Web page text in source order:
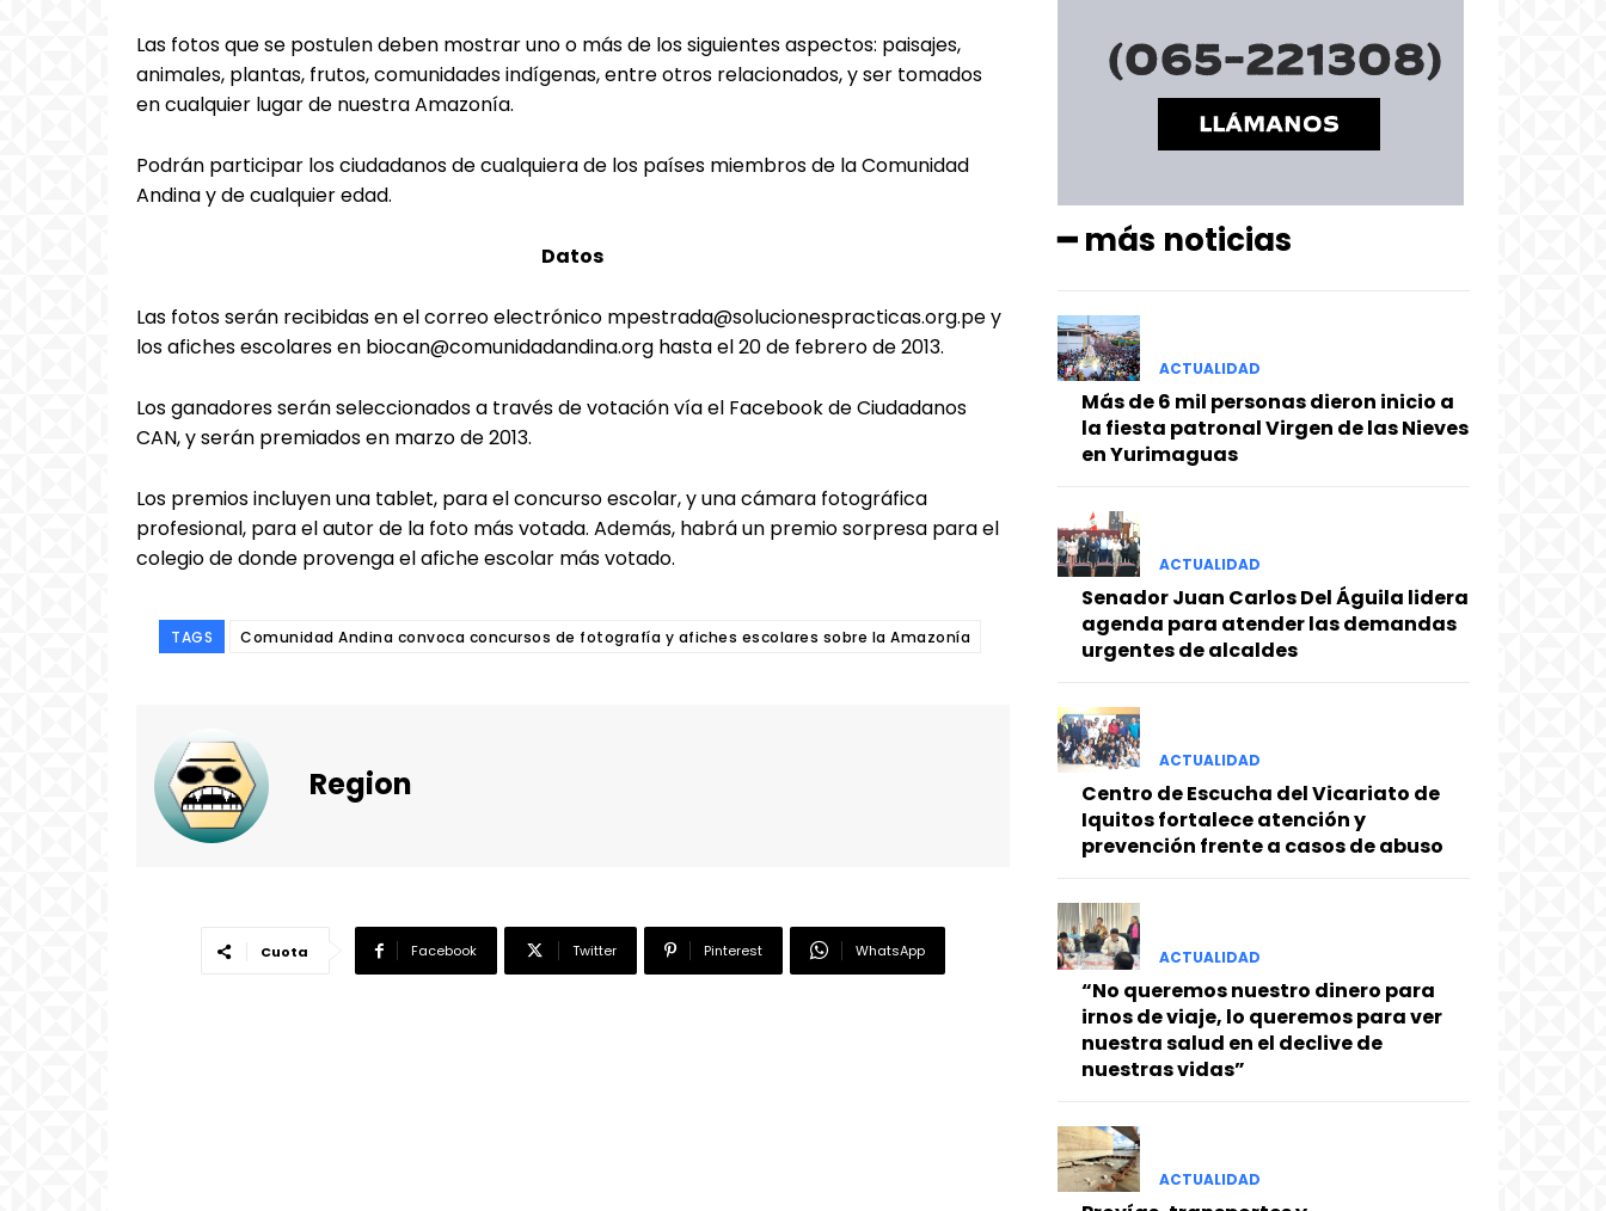
Las fotos que se postulen deben mostrar uno o más de los siguientes aspectos: paisajes,
animales, plantas, frutos, comunidades indígenas, entre otros relacionados, y ser tomados
en cualquier lugar de nuestra Amazonía.
Podrán participar los ciudadanos de cualquiera de los países miembros de la Comunidad
Andina y de cualquier edad.
Datos
Las fotos serán recibidas en el correo electrónico mpestrada@solucionespracticas.org.pe y
los afiches escolares en biocan@comunidadandina.org hasta el 20 de febrero de 2013.
Los ganadores serán seleccionados a través de votación vía el Facebook de Ciudadanos
CAN, y serán premiados en marzo de 2013.
Los premios incluyen una tablet, para el concurso escolar, y una cámara fotográfica
profesional, para el autor de la foto más votada. Además, habrá un premio sorpresa para el
colegio de donde provenga el afiche escolar más votado.
TAGS Comunidad Andina convoca concursos de fotografía y afiches escolares sobre la Amazonía
Region
Cuota Facebook Twitter Pinterest WhatsApp
━ más noticias
ACTUALIDAD
Más de 6 mil personas dieron inicio a
la fiesta patronal Virgen de las Nieves
en Yurimaguas
ACTUALIDAD
Senador Juan Carlos Del Águila lidera
agenda para atender las demandas
urgentes de alcaldes
ACTUALIDAD
Centro de Escucha del Vicariato de
Iquitos fortalece atención y
prevención frente a casos de abuso
ACTUALIDAD
“No queremos nuestro dinero para
irnos de viaje, lo queremos para ver
nuestra salud en el declive de
nuestras vidas”
ACTUALIDAD